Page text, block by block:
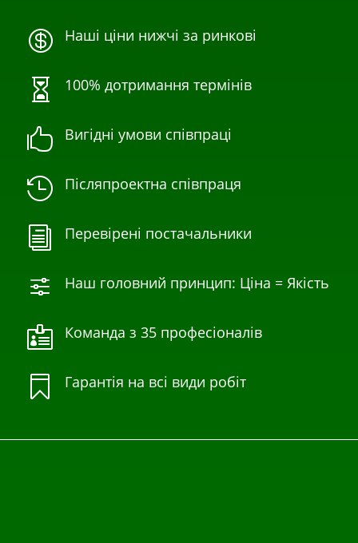
 Наші ціни нижчі за ринкові
 100% дотримання термінів
 Вигідні умови співпраці
 Післяпроектна співпраця
i Перевірені постачальники
f Наш головний принцип: Ціна = Якість
 Команда з 35 професіоналів
 Гарантія на всі види робіт